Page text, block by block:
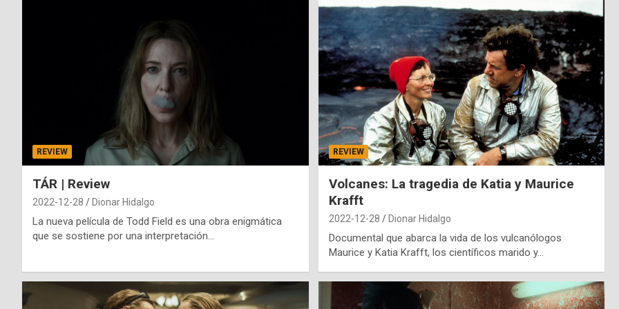
REVIEW
TÁR | Review
2022-12-28 Dionar Hidalgo
La nueva película de Todd Field es una obra enigmática
que se sostiene por una interpretación…
REVIEW
Volcanes: La tragedia de Katia y Maurice
Krafft
2022-12-28 Dionar Hidalgo
Documental que abarca la vida de los vulcanólogos
Maurice y Katia Krafft, los científicos marido y…